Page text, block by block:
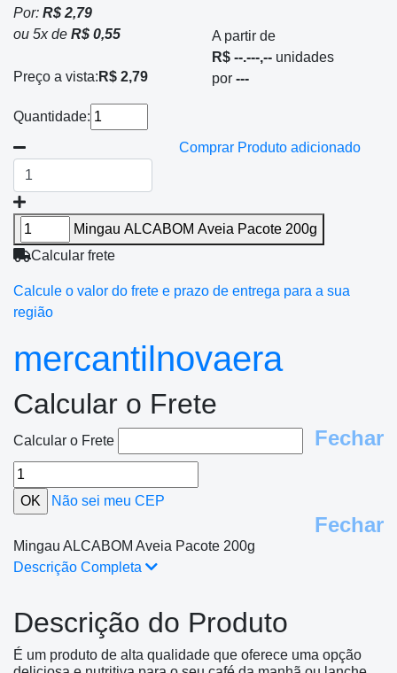
Por: R$ 2,79
ou 5xde R$ 0,55
Preço a vista: R$ 2,79
A partir de
R$ --.---,-- unidades
por ---
Quantidade:
Comprar Produto adicionado
Mingau ALCABOM Aveia Pacote 200g
Calcular frete
Calcule o valor do frete e prazo de entrega para a sua
região
mercantilnovaera
Calcular o Frete
Fechar
Calcular o Frete
Não sei meu CEP
Fechar
Mingau ALCABOM Aveia Pacote 200g
Descrição Completa
Descrição do Produto
É um produto de alta qualidade que oferece uma opção